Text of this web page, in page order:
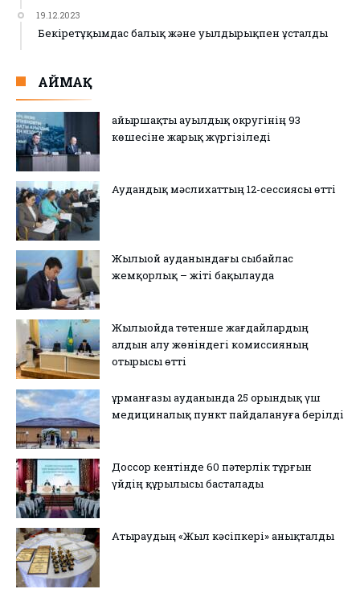
19.12.2023
Бекіретұқымдас балық және уылдырықпен ұсталды
АЙМАҚ
Қайыршақты ауылдық округінің 93
көшесіне жарық жүргізіледі
Аудандық мәслихаттың 12-сессиясы өтті
Жылыой ауданындағы сыбайлас
жемқорлық – жіті бақылауда
Жылыойда төтенше жағдайлардың
алдын алу жөніндегі комиссияның
отырысы өтті
Құрманғазы ауданында 25 орындық үш
медициналық пункт пайдалануға берілді
Доссор кентінде 60 пәтерлік тұрғын
үйдің құрылысы басталады
Атыраудың «Жыл кәсіпкері» анықталды